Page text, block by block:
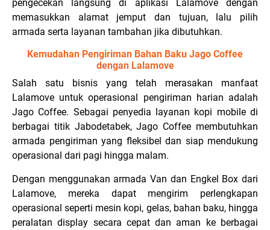
pengecekan langsung di aplikasi Lalamove dengan
memasukkan alamat jemput dan tujuan, lalu pilih
armada serta layanan tambahan jika dibutuhkan.
Kemudahan Pengiriman Bahan Baku Jago Coffee
dengan Lalamove
Salah satu bisnis yang telah merasakan manfaat
Lalamove untuk operasional pengiriman harian adalah
Jago Coffee. Sebagai penyedia layanan kopi mobile di
berbagai titik Jabodetabek, Jago Coffee membutuhkan
armada pengiriman yang fleksibel dan siap mendukung
operasional dari pagi hingga malam.
Dengan menggunakan armada Van dan Engkel Box dari
Lalamove, mereka dapat mengirim perlengkapan
operasional seperti mesin kopi, gelas, bahan baku, hingga
peralatan display secara cepat dan aman ke berbagai